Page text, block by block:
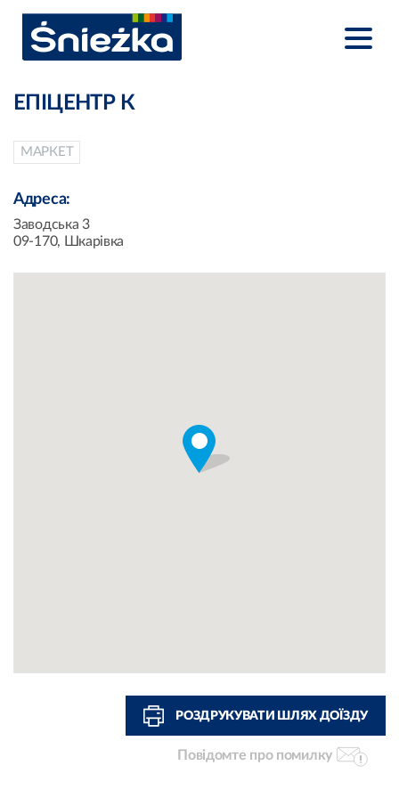
ЕПІЦЕНТР К
МАРКЕТ
Адреса:
Заводська 3
09-170, Шкарівка
РОЗДРУКУВАТИ ШЛЯХ ДОЇЗДУ
Повідомте про помилку